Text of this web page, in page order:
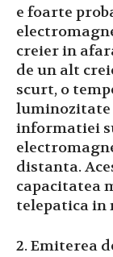
e foarte
creier in
de un alt
scurt, o
luminozitate
informatiei
distanta.
capacitatea
telepatica in
2. Emiterea